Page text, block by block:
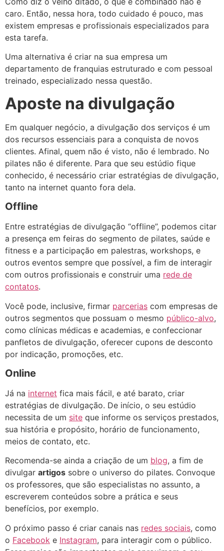
caro. Então, nessa hora, todo cuidado é pouco, mas
existem empresas e profissionais especializados para
esta tarefa.
Uma alternativa é criar na sua empresa um
departamento de franquias estruturado e com pessoal
treinado, especializado nessa questão.
Aposte na divulgação
Em qualquer negócio, a divulgação dos serviços é um
dos recursos essenciais para a conquista de novos
clientes. Afinal, quem não é visto, não é lembrado. No
pilates não é diferente. Para que seu estúdio fique
conhecido, é necessário criar estratégias de divulgação,
tanto na internet quanto fora dela.
Offline
Entre estratégias de divulgação “offline”, podemos citar
a presença em feiras do segmento de pilates, saúde e
fitness e a participação em palestras, workshops, e
outros eventos sempre que possível, a fim de interagir
com outros profissionais e construir uma rede de
contatos.
Você pode, inclusive, firmar parcerias com empresas de
outros segmentos que possuam o mesmo público-alvo,
como clínicas médicas e academias, e confeccionar
panfletos de divulgação, oferecer cupons de desconto
por indicação, promoções, etc.
Online
Já na internet fica mais fácil, e até barato, criar
estratégias de divulgação. De início, o seu estúdio
necessita de um site que informe os serviços prestados,
sua história e propósito, horário de funcionamento,
meios de contato, etc.
Recomenda-se ainda a criação de um blog, a fim de
divulgar artigos sobre o universo do pilates. Convoque
os professores, que são especialistas no assunto, a
escreverem conteúdos sobre a prática e seus
benefícios, por exemplo.
O próximo passo é criar canais nas redes sociais, como
o Facebook e Instagram, para interagir com o público.